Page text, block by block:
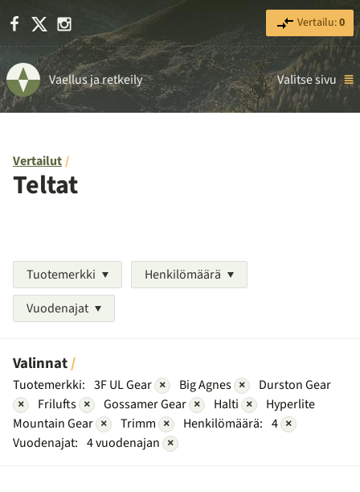
Facebook Instagram Vertailu:0
Vaellus ja retkeily Valitse sivu
Vertailut
Teltat
Tuotemerkki
Henkilömäärä
Vuodenajat
Valinnat
Tuotemerkki: 3F UL Gear × Big Agnes ×
Durston Gear
×
Frilufts × Gossamer Gear × Halti ×
Hyperlite
Mountain Gear × Trimm × Henkilömäärä: 4 ×
Vuodenajat: 4 vuodenajan ×